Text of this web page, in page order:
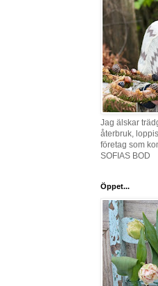
Jag älskar
återbruk,
företag som
SOFIAS BOD
Öppet...